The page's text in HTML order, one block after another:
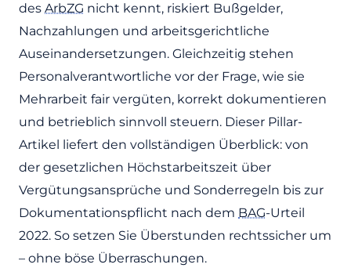
10
Typische Fehler bei der Überstundenregelung in
Digitale Zeiterfassung – Mehrarbeit rechtssicher
dokumentieren
12
Häufig gestellte Fragen zur Überstundenregelung in
Deutschland
des ArbZG nicht kennt, riskiert Bußgelder,
Nachzahlungen und arbeitsgerichtliche
Auseinandersetzungen. Gleichzeitig stehen
Personalverantwortliche vor der Frage, wie sie
Mehrarbeit fair vergüten, korrekt dokumentieren
und betrieblich sinnvoll steuern. Dieser Pillar-
Artikel liefert den vollständigen Überblick: von
der gesetzlichen Höchstarbeitszeit über
Vergütungsansprüche und Sonderregeln bis zur
Dokumentationspflicht nach dem BAG-Urteil
2022. So setzen Sie Überstunden rechtssicher um
– ohne böse Überraschungen.